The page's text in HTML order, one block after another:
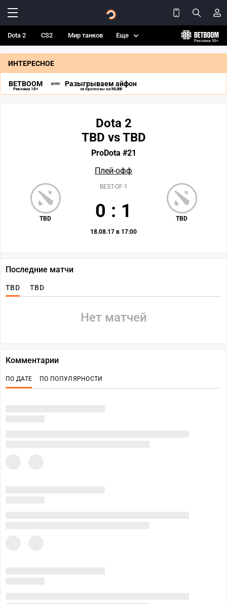
Dota 2 CS2 Мир танков Еще
ИНТЕРЕСНОЕ
BETBOOM
Реклама 18+
Разыгрываем айфон
за прогнозы на MLBB
Dota 2
TBD vs TBD
ProDota #21
Плей-офф
TBD TBD
BEST-OF-1
0 : 1
18.08.17 в 17:00
Последние матчи
TBD TBD
Нет матчей
Комментарии
ПО ДАТЕ ПО ПОПУЛЯРНОСТИ